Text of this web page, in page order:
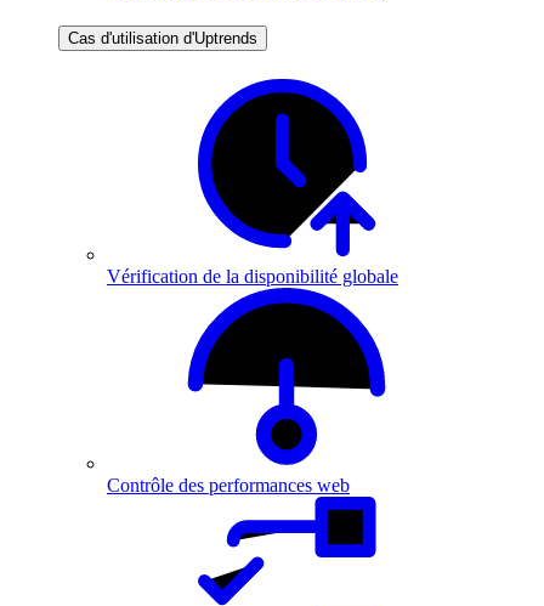
Cas d'utilisation d'Uptrends
Vérification de la disponibilité globale
Contrôle des performances web